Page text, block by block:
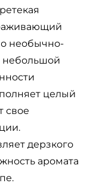
необычно-
небольшой
целый
свое
дерзкого
аромата